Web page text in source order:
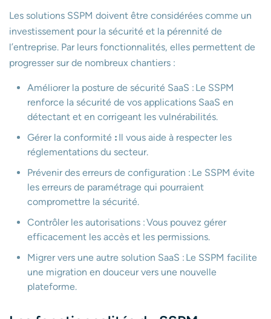
Les solutions SSPM doivent être considérées comme un
investissement pour la sécurité et la pérennité de
l’entreprise. Par leurs fonctionnalités, elles permettent de
progresser sur de nombreux chantiers :
Améliorer la posture de sécurité SaaS : Le SSPM
renforce la sécurité de vos applications SaaS en
détectant et en corrigeant les vulnérabilités.
Gérer la conformité : Il vous aide à respecter les
réglementations du secteur.
Prévenir des erreurs de configuration : Le SSPM évite
les erreurs de paramétrage qui pourraient
compromettre la sécurité.
Contrôler les autorisations : Vous pouvez gérer
efficacement les accès et les permissions.
Migrer vers une autre solution SaaS : Le SSPM facilite
une migration en douceur vers une nouvelle
plateforme.